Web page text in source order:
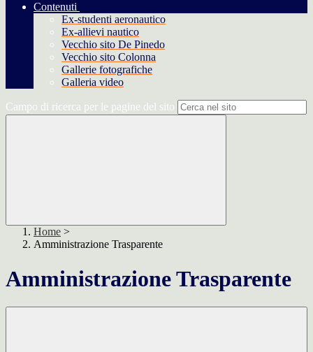
Contenuti
Ex-studenti aeronautico
Ex-allievi nautico
Vecchio sito De Pinedo
Vecchio sito Colonna
Gallerie fotografiche
Galleria video
Campo di ricerca per le pagine del sito
Home >
Amministrazione Trasparente
Amministrazione Trasparente